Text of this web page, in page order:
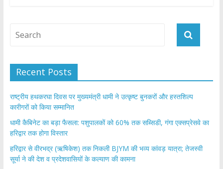
o
Recent Posts
राष्ट्रीय हथकरघा दिवस पर मुख्यमंत्री धामी ने उत्कृष्ट बुनकरों और हस्तशिल्प
कारीगरों को किया सम्मानित
​धामी कैबिनेट का बड़ा फैसला: पशुपालकों को 60% तक सब्सिडी, गंगा एक्सप्रेसवे का
हरिद्वार तक होगा विस्तार
​हरिद्वार से वीरभद्र (ऋषिकेश) तक निकली BJYM की भव्य कांवड़ यात्रा; तेजस्वी
सूर्या ने की देश व प्रदेशवासियों के कल्याण की कामना